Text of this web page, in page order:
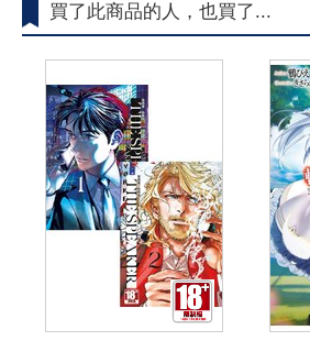
買了此商品的人，也買了...